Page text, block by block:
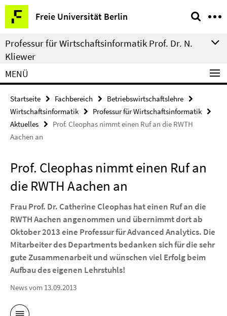
Springe
direkt
zu
Inhalt
Freie Universität Berlin
Service-
Navigation
Professur für Wirtschaftsinformatik Prof. Dr. N.
Kliewer
MENÜ
Startseite Fachbereich
Betriebswirtschaftslehre
Wirtschaftsinformatik
Professur für Wirtschaftsinformatik
Aktuelles
Prof. Cleophas nimmt einen Ruf an die RWTH
Aachen an
Prof. Cleophas nimmt einen Ruf an
die RWTH Aachen an
Frau Prof. Dr. Catherine Cleophas hat einen Ruf an die
RWTH Aachen angenommen und übernimmt dort ab
Oktober 2013 eine Professur fürAdvanced Analytics. Die
Mitarbeiter des Departments bedanken sich für die sehr
gute Zusammenarbeit und wünschen viel Erfolg beim
Aufbau des eigenen Lehrstuhls!
News vom 13.09.2013